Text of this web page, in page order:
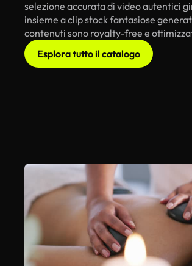
selezione accurata di video autentici
insieme a clip stock fantasiose
contenuti sono royalty-free e
Esplora tutto il catalogo